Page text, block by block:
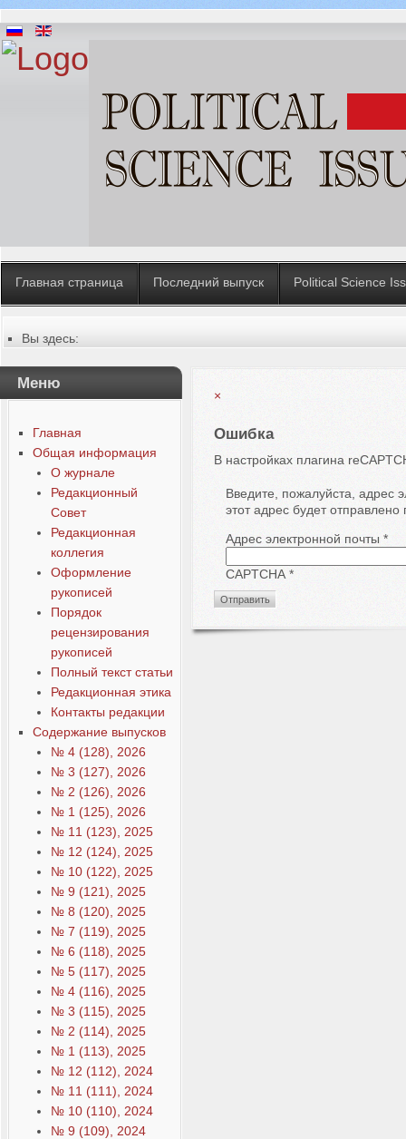
Главная страница Последний выпуск Political Science
Вы здесь:
Меню
Главная
Общая информация
О журнале
Редакционный
Совет
Редакционная
коллегия
Оформление
рукописей
Порядок
рецензирования
рукописей
Полный текст статьи
Редакционная этика
Контакты редакции
Содержание выпусков
№ 4 (128), 2026
№ 3 (127), 2026
№ 2 (126), 2026
№ 1 (125), 2026
№ 11 (123), 2025
№ 12 (124), 2025
№ 10 (122), 2025
№ 9 (121), 2025
№ 8 (120), 2025
№ 7 (119), 2025
№ 6 (118), 2025
№ 5 (117), 2025
№ 4 (116), 2025
№ 3 (115), 2025
№ 2 (114), 2025
№ 1 (113), 2025
№ 12 (112), 2024
№ 11 (111), 2024
№ 10 (110), 2024
№ 9 (109), 2024
×
Ошибка
В настройках плагина
Введите, пожалуйста, адрес
этот адрес будет
Адрес электронной почты*
CAPTCHA*
Отправить